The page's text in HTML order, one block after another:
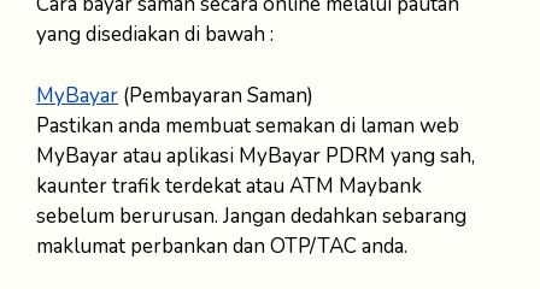
yang disediakan di bawah :
MyBayar (Pembayaran Saman)
Pastikan anda membuat semakan di laman web
MyBayar atau aplikasi MyBayar PDRM yang sah,
kaunter trafik terdekat atau ATM Maybank
sebelum berurusan. Jangan dedahkan sebarang
maklumat perbankan dan OTP/TAC anda.